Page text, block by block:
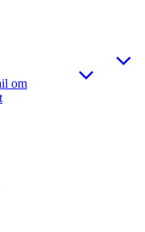
om